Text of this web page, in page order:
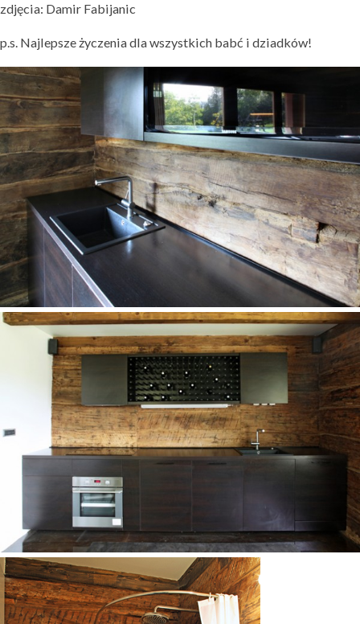
zdjęcia: Damir Fabijanic
p.s. Najlepsze życzenia dla wszystkich babć i dziadków!